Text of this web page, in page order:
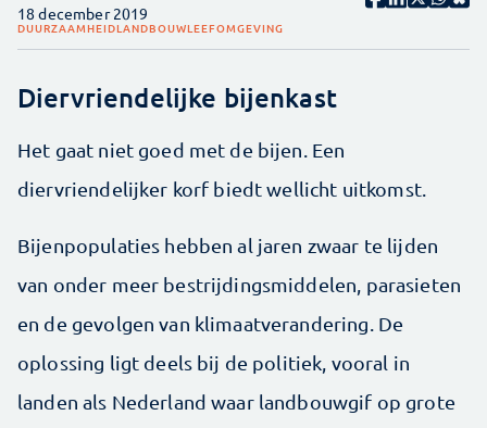
18 december 2019
DUURZAAMHEIDLANDBOUWLEEFOMGEVING
Diervriendelijke bijenkast
Het gaat niet goed met de bijen. Een
diervriendelijker korf biedt wellicht uitkomst.
Bijenpopulaties hebben al jaren zwaar te lijden
van onder meer bestrijdingsmiddelen, parasieten
en de gevolgen van klimaatverandering. De
oplossing ligt deels bij de politiek, vooral in
landen als Nederland waar landbouwgif op grote